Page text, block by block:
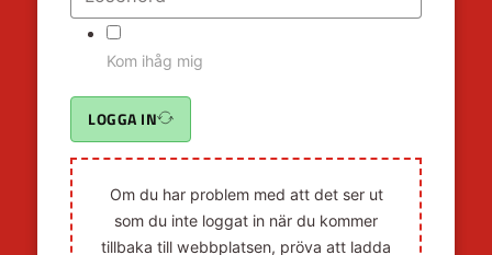
Kom ihåg mig
LOGGA IN
Om du har problem med att det ser ut
som du inte loggat in när du kommer
tillbaka till webbplatsen, pröva att ladda